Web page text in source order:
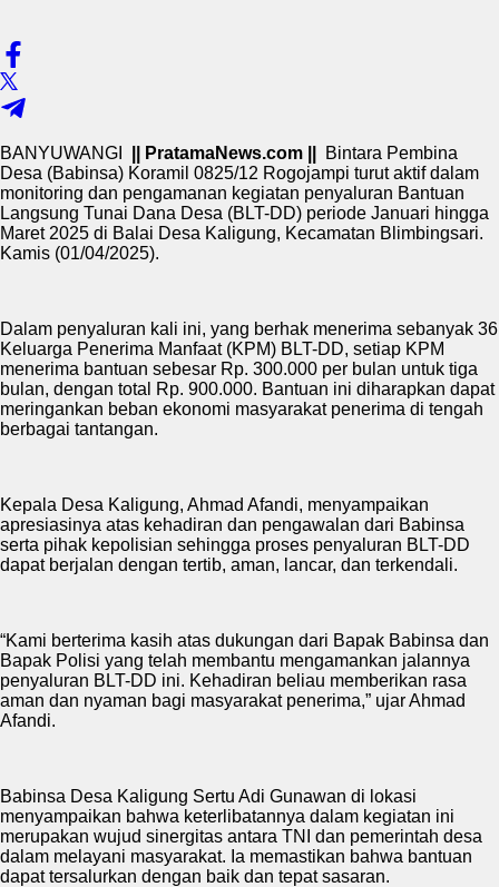
BANYUWANGI || PratamaNews.com ||
Bintara Pembina
Desa (Babinsa) Koramil 0825/12 Rogojampi turut aktif dalam
monitoring dan pengamanan kegiatan penyaluran Bantuan
Langsung Tunai Dana Desa (BLT-DD) periode Januari hingga
Maret 2025 di Balai Desa Kaligung, Kecamatan Blimbingsari.
Kamis (01/04/2025).
Dalam penyaluran kali ini, yang berhak menerima sebanyak 36
Keluarga Penerima Manfaat (KPM) BLT-DD, setiap KPM
menerima bantuan sebesar Rp. 300.000 per bulan untuk tiga
bulan, dengan total Rp. 900.000. Bantuan ini diharapkan dapat
meringankan beban ekonomi masyarakat penerima di tengah
berbagai tantangan.
Kepala Desa Kaligung, Ahmad Afandi, menyampaikan
apresiasinya atas kehadiran dan pengawalan dari Babinsa
serta pihak kepolisian sehingga proses penyaluran BLT-DD
dapat berjalan dengan tertib, aman, lancar, dan terkendali.
“Kami berterima kasih atas dukungan dari Bapak Babinsa dan
Bapak Polisi yang telah membantu mengamankan jalannya
penyaluran BLT-DD ini. Kehadiran beliau memberikan rasa
aman dan nyaman bagi masyarakat penerima,” ujar Ahmad
Afandi.
Babinsa Desa Kaligung Sertu Adi Gunawan di lokasi
menyampaikan bahwa keterlibatannya dalam kegiatan ini
merupakan wujud sinergitas antara TNI dan pemerintah desa
dalam melayani masyarakat. Ia memastikan bahwa bantuan
dapat tersalurkan dengan baik dan tepat sasaran.